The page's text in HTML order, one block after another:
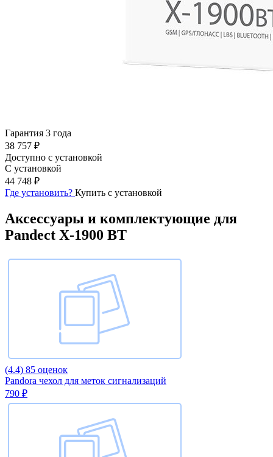
Гарантия 3 года
38 757 ₽
Доступно с установкой
С установкой
44 748 ₽
Где установить? Купить с установкой
Аксессуары и комплектующие для
Pandect X-1900 BT
(4.4) 85 оценок
Pandora чехол для меток сигнализаций
790 ₽